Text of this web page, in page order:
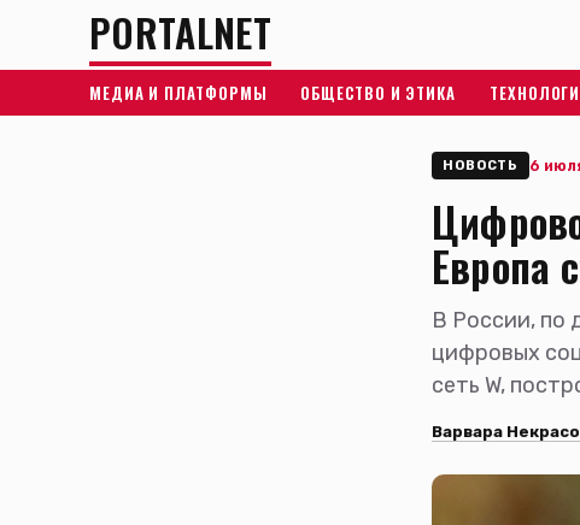
PORTALNET
МЕДИА И ПЛАТФОРМЫ ОБЩЕСТВО И ЭТИКА
НОВОСТЬ 6
Европа
В России, по
цифровых
сеть W,
Варвара